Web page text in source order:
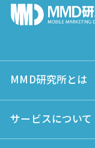
MMD研究所とは
サービスについて